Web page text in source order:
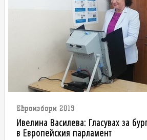
Евроизбори 2019
Ивелина Василева: Гласувах за
в Европейския парламент